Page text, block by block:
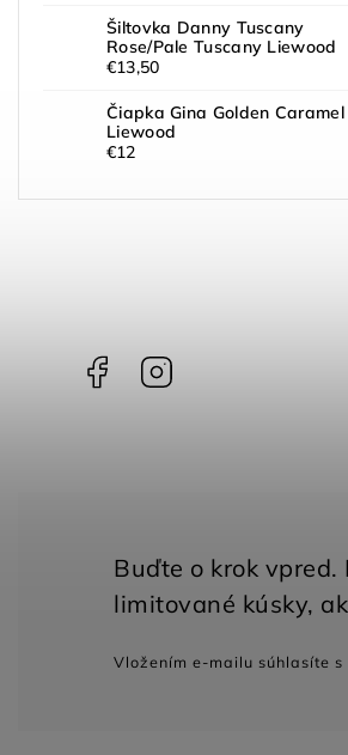
Šiltovka Danny Tuscany
Rose/Pale Tuscany Liewood
€13,50
Čiapka Gina Golden Caramel
Liewood
€12
Facebook
Vložením e-mailu súhlasíte s